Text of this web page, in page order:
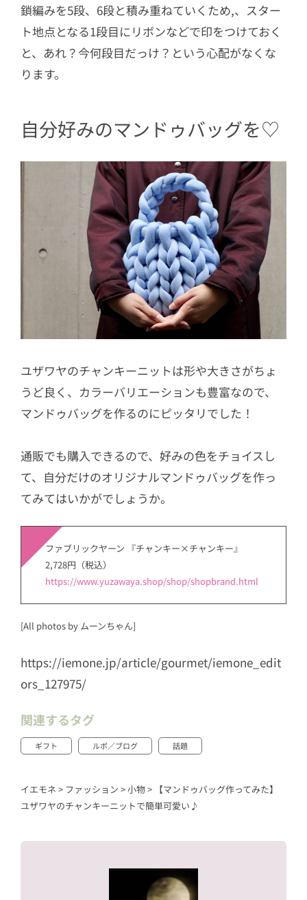
鎖編みを5段、6段と積み重ねていくため,、スター
ト地点となる1段目にリボンなどで印をつけておく
と、あれ？今何段目だっけ？という心配がなくな
ります。
自分好みのマンドゥバッグを♡
ユザワヤのチャンキーニットは形や大きさがちょ
うど良く、カラーバリエーションも豊富なので、
マンドゥバッグを作るのにピッタリでした！
通販でも購入できるので、好みの色をチョイスし
て、自分だけのオリジナルマンドゥバッグを作っ
てみてはいかがでしょうか。
ファブリックヤーン 『チャンキー×チャンキー』
2,728円（税込）
https://www.yuzawaya.shop/shop/shopbrand.html
[All photos by ムーンちゃん]
https://iemone.jp/article/gourmet/iemone_edit
ors_127975/
関連するタグ
ギフト ルポ／ブログ 話題
イエモネ > ファッション >小物> 【マンドゥバッグ作ってみた】
ユザワヤのチャンキーニットで簡単可愛い♪